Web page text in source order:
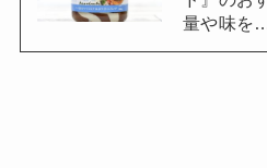
量や味を…